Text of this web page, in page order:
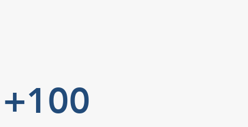
+100